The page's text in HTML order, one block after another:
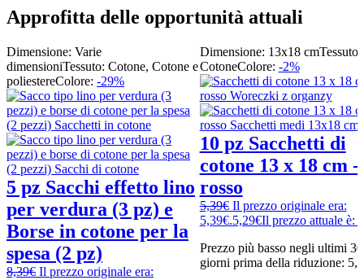
Approfitta delle opportunità attuali
Dimensione: Varie
dimensioniTessuto: Cotone, Cotone e
poliestereColore: -29%
5 pz Sacchi effetto lino
per verdura (3 pz) e
Borse in cotone per la
spesa (2 pz)
8,39€ Il prezzo originale era:
Dimensione: 13x18 cmTessuto:
CotoneColore: -2%
10 pz Sacchetti di
cotone 13 x 18 cm -
rosso
5,39€ Il prezzo originale era:
5,39€.5,29€Il prezzo attuale è:
Prezzo più basso negli ultimi 30
giorni prima della riduzione: